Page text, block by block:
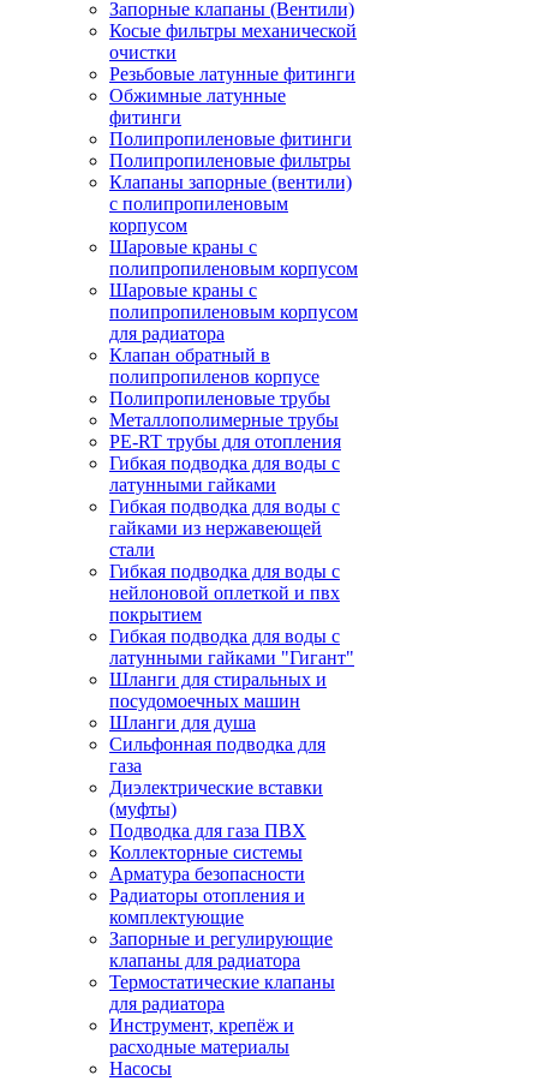
Запорные клапаны (Вентили)
Косые фильтры механической
очистки
Резьбовые латунные фитинги
Обжимные латунные
фитинги
Полипропиленовые фитинги
Полипропиленовые фильтры
Клапаны запорные (вентили)
с полипропиленовым
корпусом
Шаровые краны с
полипропиленовым корпусом
Шаровые краны с
полипропиленовым корпусом
для радиатора
Клапан обратный в
полипропиленов корпусе
Полипропиленовые трубы
Металлополимерные трубы
PE-RT трубы для отопления
Гибкая подводка для воды с
латунными гайками
Гибкая подводка для воды с
гайками из нержавеющей
стали
Гибкая подводка для воды с
нейлоновой оплеткой и пвх
покрытием
Гибкая подводка для воды с
латунными гайками "Гигант"
Шланги для стиральных и
посудомоечных машин
Шланги для душа
Сильфонная подводка для
газа
Диэлектрические вставки
(муфты)
Подводка для газа ПВХ
Коллекторные системы
Арматура безопасности
Радиаторы отопления и
комплектующие
Запорные и регулирующие
клапаны для радиатора
Термостатические клапаны
для радиатора
Инструмент, крепёж и
расходные материалы
Насосы